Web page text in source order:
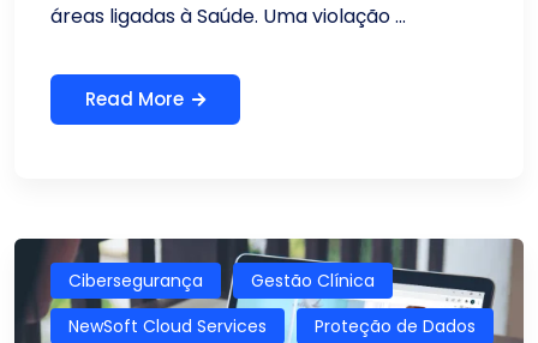
áreas ligadas à Saúde. Uma violação ...
Read More
Cibersegurança
Gestão Clínica
NewSoft Cloud Services
Proteção de Dados